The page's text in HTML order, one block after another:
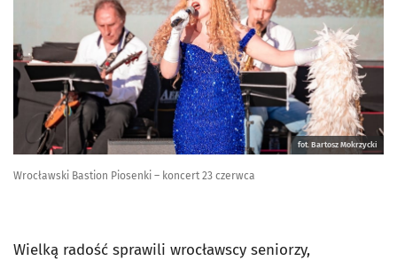
fot. Bartosz Mokrzycki
Wrocławski Bastion Piosenki – koncert 23 czerwca
Wielką radość sprawili wrocławscy seniorzy,